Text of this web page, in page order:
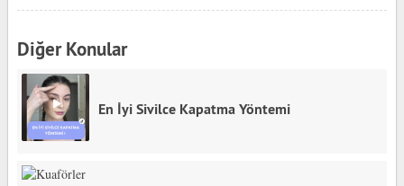
Diğer Konular
En İyi Sivilce Kapatma Yöntemi